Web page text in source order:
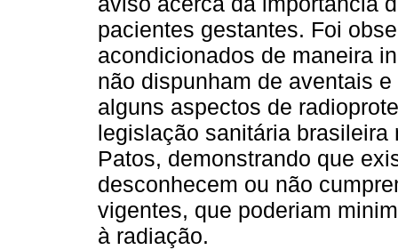
pacientes gestantes. Foi
acondicionados de maneira
não dispunham de aventais
alguns aspectos de
legislação sanitária
Patos, demonstrando que
desconhecem ou não
vigentes, que poderiam
à radiação.